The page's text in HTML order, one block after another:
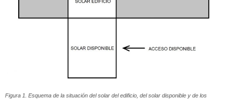
Figura 1. Esquema de la situación del solar del edificio, del solar disponible y de los